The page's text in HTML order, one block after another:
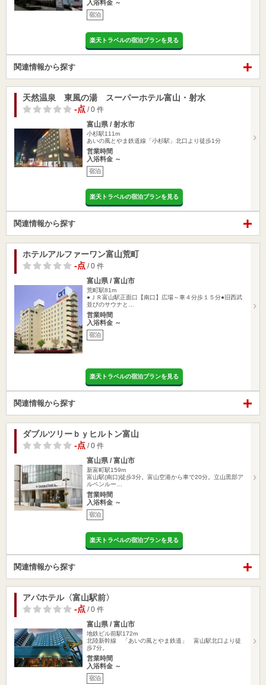
入浴料金 ～
宿泊
楽天トラベルの宿泊プランを見る
関連情報から探す
天然温泉 東風の湯 スーパーホテル富山・射水
-点 / 0 件
富山県 / 射水市
小杉駅111m
あいの風とやま鉄道線「小杉駅」北口より徒歩1分
営業時間
入浴料金 ～
宿泊
楽天トラベルの宿泊プランを見る
関連情報から探す
ホテルアルファーワン富山荒町
-点 / 0 件
富山県 / 富山市
荒町駅81m
●ＪＲ富山駅正面口【南口】広場～車４分歩１５分●旧西武
並びのサウナと…
営業時間
入浴料金 ～
宿泊
楽天トラベルの宿泊プランを見る
関連情報から探す
ダブルツリーｂｙヒルトン富山
-点 / 0 件
富山県 / 富山市
新富町駅159m
富山駅(南口)徒歩3分。富山空港から車で20分。立山黒部ア
ルペンルー…
営業時間
入浴料金 ～
宿泊
楽天トラベルの宿泊プランを見る
関連情報から探す
アパホテル〈富山駅前〉
-点 / 0 件
富山県 / 富山市
地鉄ビル前駅172m
北陸新幹線 「あいの風とやま鉄道」 富山駅北口より徒
歩7分。
営業時間
入浴料金 ～
宿泊